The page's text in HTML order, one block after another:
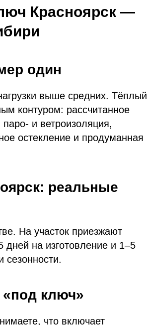
Красноярск —
один
выше средних. Тёплый
контуром: рассчитанное
и ветроизоляция,
остекление и продуманная
реальные
На участок приезжают
на изготовление и 1–5
сезонности.
ключ»
что включает